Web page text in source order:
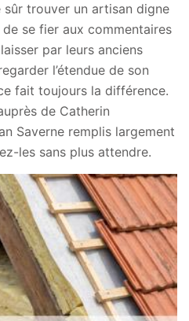
sûr trouver un artisan digne
se fier aux commentaires
par leurs anciens
l’étendue de son
fait toujours la différence.
de Catherin
Saverne remplis largement
les sans plus attendre.